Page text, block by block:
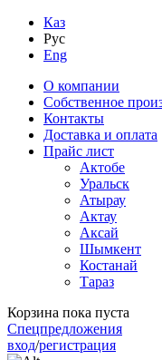
Каз
Рус
Eng
О компании
Собственное
Контакты
Доставка и оплата
Прайс лист
Актобе
Уральск
Атырау
Актау
Аксай
Шымкент
Костанай
Тараз
Корзина пока пуста
Спецпредложения
вход/регистрация